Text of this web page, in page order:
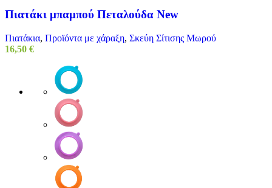
Πιατάκι μπαμπού Πεταλούδα New
Πιατάκια, Προϊόντα με χάραξη, Σκεύη Σίτισης Μωρού
16,50 €